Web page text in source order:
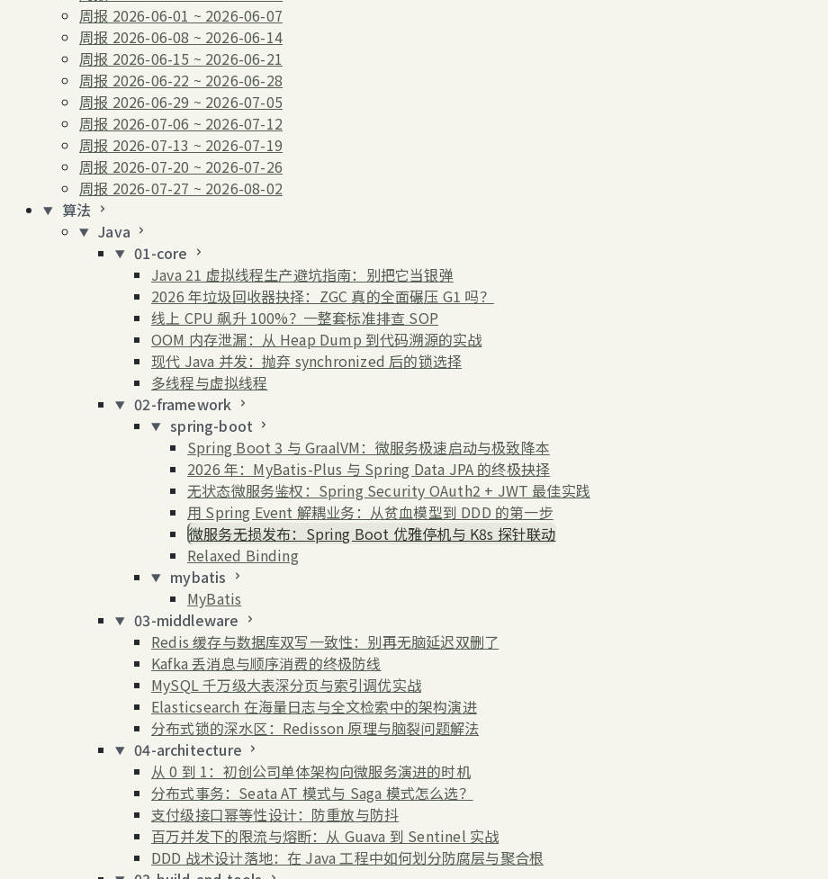
周报 2026-06-01 ~ 2026-06-07
周报 2026-06-08 ~ 2026-06-14
周报 2026-06-15 ~ 2026-06-21
周报 2026-06-22 ~ 2026-06-28
周报 2026-06-29 ~ 2026-07-05
周报 2026-07-06 ~ 2026-07-12
周报 2026-07-13 ~ 2026-07-19
周报 2026-07-20 ~ 2026-07-26
周报 2026-07-27 ~ 2026-08-02
算法
Java
01-core
Java 21 虚拟线程生产避坑指南：别把它当银弹
2026 年垃圾回收器抉择：ZGC 真的全面碾压 G1 吗？
线上 CPU 飙升 100%？一整套标准排查 SOP
OOM 内存泄漏：从 Heap Dump 到代码溯源的实战
现代 Java 并发：抛弃 synchronized 后的锁选择
多线程与虚拟线程
02-framework
spring-boot
Spring Boot 3 与 GraalVM：微服务极速启动与极致降本
2026 年：MyBatis-Plus 与 Spring Data JPA 的终极抉择
无状态微服务鉴权：Spring Security OAuth2 + JWT 最佳实践
用 Spring Event 解耦业务：从贫血模型到 DDD 的第一步
微服务无损发布：Spring Boot 优雅停机与 K8s 探针联动
Relaxed Binding
mybatis
MyBatis
03-middleware
Redis 缓存与数据库双写一致性：别再无脑延迟双删了
Kafka 丢消息与顺序消费的终极防线
MySQL 千万级大表深分页与索引调优实战
Elasticsearch 在海量日志与全文检索中的架构演进
分布式锁的深水区：Redisson 原理与脑裂问题解法
04-architecture
从 0 到 1：初创公司单体架构向微服务演进的时机
分布式事务：Seata AT 模式与 Saga 模式怎么选？
支付级接口幂等性设计：防重放与防抖
百万并发下的限流与熔断：从 Guava 到 Sentinel 实战
DDD 战术设计落地：在 Java 工程中如何划分防腐层与聚合根